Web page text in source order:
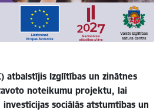
atbalstījis Izglītības un zinātnes
noteikumu projektu, lai
sociālās atstumtības un